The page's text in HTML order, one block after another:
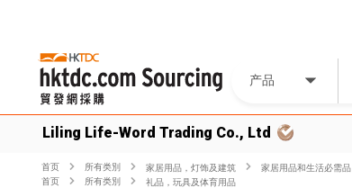
产品
Liling Life-Word Trading Co., Ltd
首页 所有类別 家居用品，灯饰及建筑
家居用品和生活必需品
首页
所有类別
礼品，玩具及体育用品